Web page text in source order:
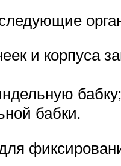
и корпуса
бабку;
бабки.